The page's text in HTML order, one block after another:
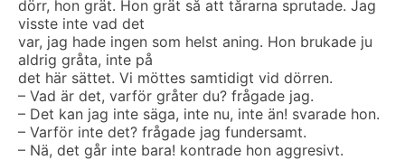
dörr, hon grät. Hon grät så att tårarna sprutade. Jag
visste inte vad det
var, jag hade ingen som helst aning. Hon brukade ju
aldrig gråta, inte på
det här sättet. Vi möttes samtidigt vid dörren.
– Vad är det, varför gråter du? frågade jag.
– Det kan jag inte säga, inte nu, inte än! svarade hon.
– Varför inte det? frågade jag fundersamt.
– Nä, det går inte bara! kontrade hon aggresivt.